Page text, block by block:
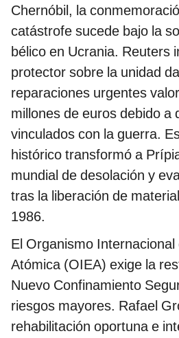
Chernóbil, la
catástrofe sucede bajo la
bélico en Ucrania. Reuters
protector sobre la unidad
reparaciones urgentes
millones de euros debido a
vinculados con la guerra.
histórico transformó a
mundial de desolación y
tras la liberación de
1986.
El Organismo
Atómica (OIEA) exige la
Nuevo Confinamiento
riesgos mayores. Rafael
rehabilitación oportuna e